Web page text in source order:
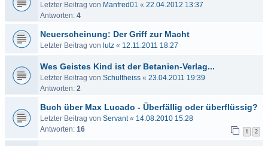
Letzter Beitrag von Manfred01 « 22.04.2012 13:37
Antworten: 4
Neuerscheinung: Der Griff zur Macht
Letzter Beitrag von lutz « 12.11.2011 18:27
Wes Geistes Kind ist der Betanien-Verlag...
Letzter Beitrag von Schultheiss « 23.04.2011 19:39
Antworten: 2
Buch über Max Lucado - Überfällig oder überflüssig?
Letzter Beitrag von Servant« 14.08.2010 15:28
Antworten: 16 1 2